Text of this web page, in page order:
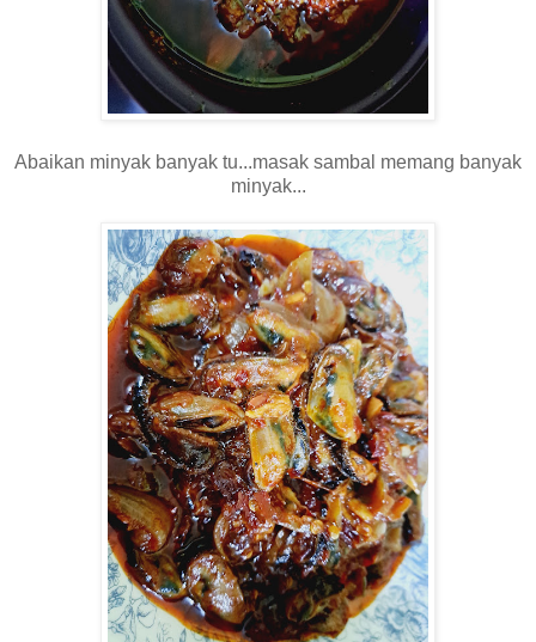
Abaikan minyak banyak tu...masak sambal memang banyak
minyak...